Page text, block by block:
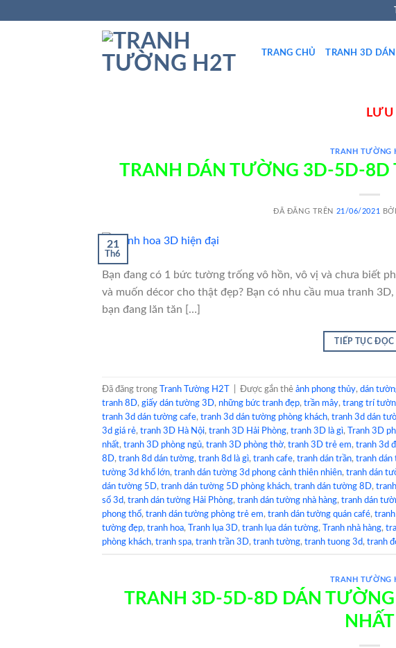
TRANG CHỦ TRANH 3D
TRANH TƯỜNG
TRANH DÁN TƯỜNG 3D-5D-8D
ĐÃ ĐĂNG TRÊN 21/06/2021 BỞI
21
Th6
Bạn đang có 1 bức tường trống vô hồn, vô vị và chưa biết
và muốn décor cho thật đẹp? Bạn có nhu cầu mua tranh
bạn đang lăn tăn […]
TIẾP TỤC ĐỌC
Đã đăng trong Tranh Tường H2T Được gắn thẻ ảnh phong thủy, dán
tranh 8D, giấy dán tường 3D, những bức tranh đẹp, trần mây, trang trí
tranh 3d dán tường cafe, tranh 3d dán tường phòng khách, tranh 3d dán
3d giá rẻ, tranh 3D Hà Nội, tranh 3D Hải Phòng, tranh 3D là gì, Tranh 3D
nhất, tranh 3D phòng ngủ, tranh 3D phòng thờ, tranh 3D trẻ em, tranh 3d
8D, tranh 8d dán tường, tranh 8d là gì, tranh cafe, tranh dán trần, tranh dán
tường 3d khổ lớn, tranh dán tường 3d phong cảnh thiên nhiên, tranh dán
dán tường 5D, tranh dán tường 5D phòng khách, tranh dán tường 8D,
sổ 3d, tranh dán tường Hải Phòng, tranh dán tường nhà hàng, tranh dán
phong thổ, tranh dán tường phòng trẻ em, tranh dán tường quán café,
tường đẹp, tranh hoa, Tranh lụa 3D, tranh lụa dán tường, Tranh nhà hàng,
phòng khách, tranh spa, tranh trần 3D, tranh tường, tranh tuong 3d, tranh
TRANH TƯỜNG
TRANH 3D-5D-8D DÁN TƯỜNG
NHẤT